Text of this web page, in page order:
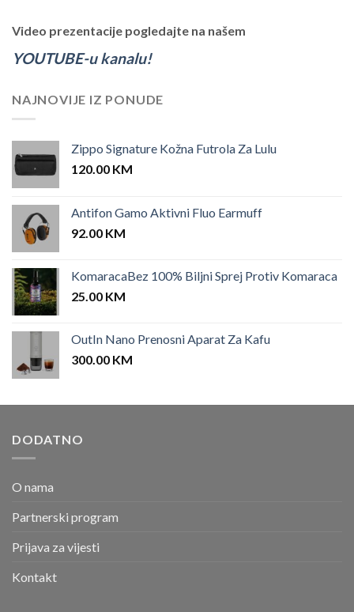
Video prezentacije pogledajte na našem
YOUTUBE-u kanalu!
NAJNOVIJE IZ PONUDE
Zippo Signature Kožna Futrola Za Lulu
120.00 KM
Antifon Gamo Aktivni Fluo Earmuff
92.00 KM
KomaracaBez 100% Biljni Sprej Protiv Komaraca
25.00 KM
OutIn Nano Prenosni Aparat Za Kafu
300.00 KM
DODATNO
O nama
Partnerski program
Prijava za vijesti
Kontakt